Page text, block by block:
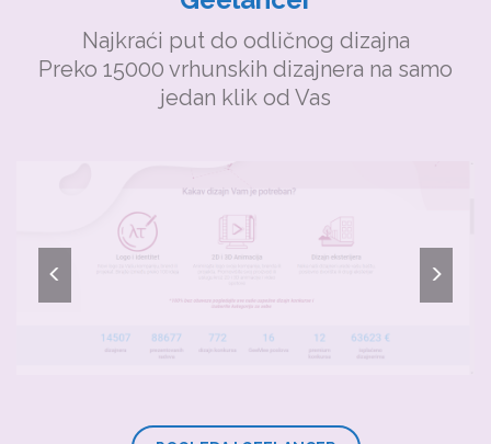
Najkraći put do odličnog dizajna
Preko 15000 vrhunskih dizajnera na samo
jedan klik od Vas
POGLEDAJ GEELANCER